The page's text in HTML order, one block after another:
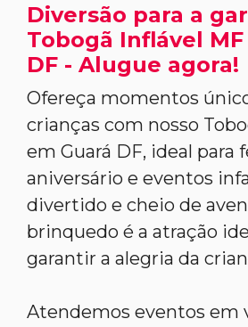
Diversão para a
Tobogã Inflável
DF - Alugue agora!
Ofereça momentos
crianças com nosso
em Guará DF, ideal para
aniversário e eventos
divertido e cheio de
brinquedo é a atração
garantir a alegria da
Atendemos eventos em